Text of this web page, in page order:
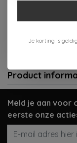
Gratis
Verzenden 1-
Product
Meld je aan voor
eerste onze
Je korting is